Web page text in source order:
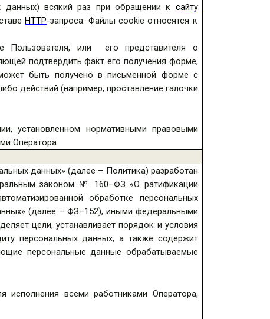
данных) всякий раз при обращении к сайту
HTTP-запроса. Файлы cookie относятся к
или его представителя о
подтвердить факт его получения форме,
быть получено в письменной форме с
действий (например, проставление галочки
установленном нормативными правовыми
Оператора.
данных» (далее – Политика) разработан
законом № 160–ФЗ «О ратификации
обработке персональных
(далее – ФЗ–152), иными федеральными
цели, устанавливает порядок и условия
персональных данных, а также содержит
персональные данные обрабатываемые
всеми работниками Оператора,